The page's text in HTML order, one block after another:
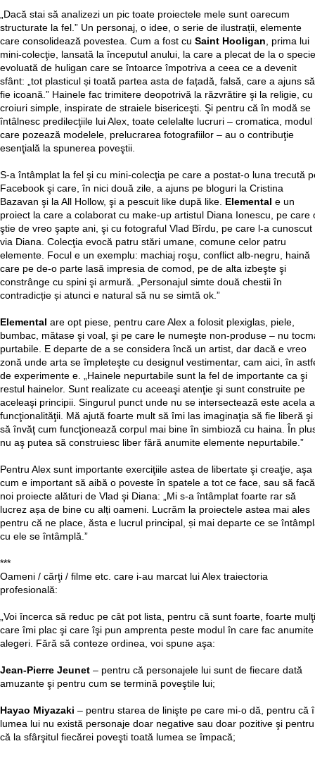
„Dacă stai să analizezi un pic toate proiectele mele sunt oarecum
structurate la fel.” Un personaj, o idee, o serie de ilustrații, elemente
care consolidează povestea. Cum a fost cu Saint Hooligan, prima lui
mini-colecţie, lansată la începutul anului, la care a plecat de la o specie
evoluată de huligan care se întoarce împotriva a ceea ce a devenit
sfânt: „tot plasticul și toată partea asta de fațadă, falsă, care a ajuns să
fie icoană.” Hainele fac trimitere deopotrivă la răzvrătire şi la religie, cu
croiuri simple, inspirate de straiele bisericeşti. Şi pentru că în modă se
întâlnesc predilecţiile lui Alex, toate celelalte lucruri – cromatica, modul
care pozează modelele, prelucrarea fotografiilor – au o contribuţie
esenţială la spunerea poveştii.
S-a întâmplat la fel şi cu mini-colecţia pe care a postat-o luna trecută
Facebook şi care, în nici două zile, a ajuns pe bloguri la Cristina
Bazavan şi la All Hollow, şi a pescuit like după like. Elemental e un
proiect la care a colaborat cu make-up artistul Diana Ionescu, pe care
ştie de vreo şapte ani, şi cu fotograful Vlad Bîrdu, pe care l-a cunoscut
via Diana. Colecţia evocă patru stări umane, comune celor patru
elemente. Focul e un exemplu: machiaj roşu, conflict alb-negru, haină
care pe de-o parte lasă impresia de comod, pe de alta izbeşte şi
constrânge cu spini şi armură. „Personajul simte două chestii în
contradicție și atunci e natural să nu se simtă ok.”
Elemental are opt piese, pentru care Alex a folosit plexiglas, piele,
bumbac, mătase şi voal, şi pe care le numeşte non-produse – nu
purtabile. E departe de a se considera încă un artist, dar dacă e vreo
zonă unde arta se împleteşte cu designul vestimentar, cam aici, în
de experimente e. „Hainele nepurtabile sunt la fel de importante ca şi
restul hainelor. Sunt realizate cu aceeaşi atenţie şi sunt construite pe
aceleaşi principii. Singurul punct unde nu se intersectează este acela
funcţionalităţii. Mă ajută foarte mult să îmi las imaginaţia să fie liberă şi
să învăţ cum funcţionează corpul mai bine în simbioză cu haina. În
nu aş putea să construiesc liber fără anumite elemente nepurtabile.”
Pentru Alex sunt importante exerciţiile astea de libertate şi creaţie, aşa
cum e important să aibă o poveste în spatele a tot ce face, sau să facă
noi proiecte alături de Vlad şi Diana: „Mi s-a întâmplat foarte rar să
lucrez așa de bine cu alți oameni. Lucrăm la proiectele astea mai ales
pentru că ne place, ăsta e lucrul principal, și mai departe ce se
cu ele se întâmplă.”
***
Oameni / cărţi / filme etc. care i-au marcat lui Alex traiectoria
profesională:
„Voi încerca să reduc pe cât pot lista, pentru că sunt foarte, foarte mulţi
care îmi plac şi care îşi pun amprenta peste modul în care fac anumite
alegeri. Fără să conteze ordinea, voi spune aşa:
Jean-Pierre Jeunet – pentru că personajele lui sunt de fiecare dată
amuzante şi pentru cum se termină poveştile lui;
Hayao Miyazaki – pentru starea de linişte pe care mi-o dă, pentru că
lumea lui nu există personaje doar negative sau doar pozitive şi pentru
că la sfârşitul fiecărei poveşti toată lumea se împacă;